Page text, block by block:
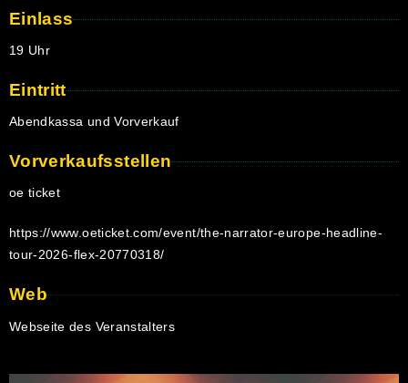
Einlass
19 Uhr
Eintritt
Abendkassa und Vorverkauf
Vorverkaufsstellen
oe ticket
https://www.oeticket.com/event/the-narrator-europe-headline-
tour-2026-flex-20770318/
Web
Webseite des Veranstalters